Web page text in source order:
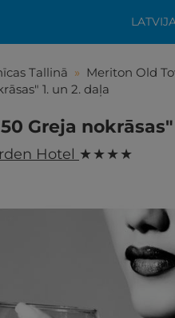
Tallinā » Meriton Old
1. un 2. daļa
Greja nokrāsas"
Hotel ★ ★ ★ ★
Iepatikās šis